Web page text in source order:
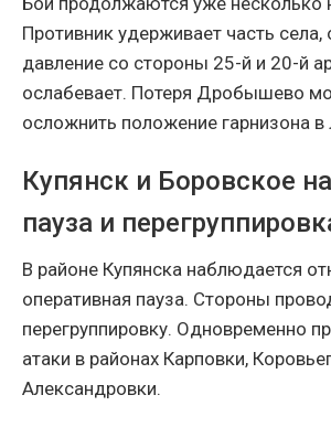
Противник удерживает часть села,
давление со стороны 25-й и 20-й
ослабевает. Потеря Дробышево
осложнить положение гарнизона в
Купянск и Боровское
пауза и
В районе Купянска наблюдается
оперативная пауза. Стороны
перегруппировку. Одновременно
атаки в районах Карповки,
Александровки.